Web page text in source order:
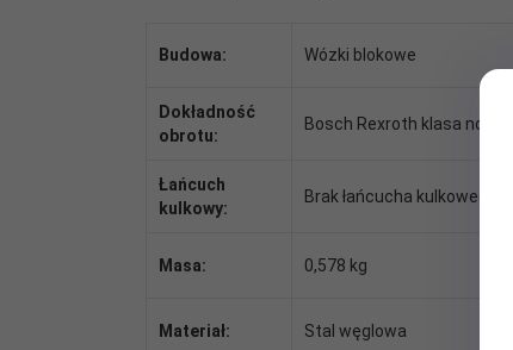
Budowa: Wózki blokowe
Dokładność
obrotu:
Bosch Rexroth klasa
Łańcuch
kulkowy:
Brak łańcucha kulkowego
Masa: 0,578 kg
Materiał: Stal węglowa